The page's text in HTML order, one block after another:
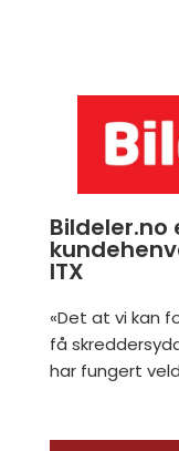
Bildeler.no
ITX
«Det at vi kan
få
har fungert